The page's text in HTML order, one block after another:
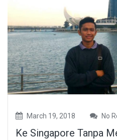
March 19, 2018 No
Ke Singapore Tanpa